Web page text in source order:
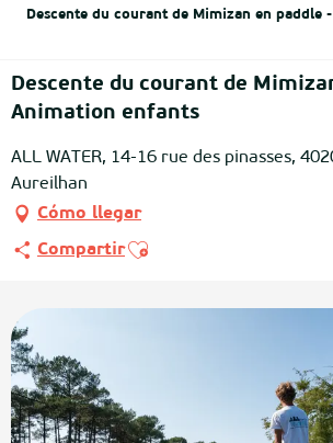
Descente du courant de Mimizan en paddle
Descente du courant de
Animation enfants
ALL WATER, 14-16 rue des pinasses,
Aureilhan
Cómo llegar
CompartirAjouter aux favoris